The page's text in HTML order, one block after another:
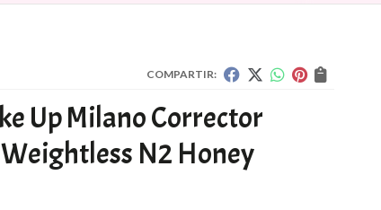
COMPARTIR:
Up Milano Corrector
N2 Honey